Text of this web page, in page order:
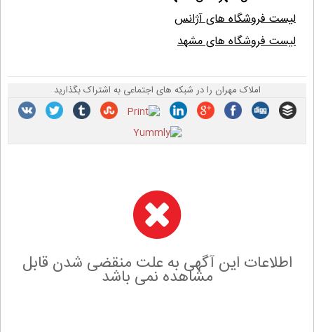
لیست فروشگاه های آژانس
لیست فروشگاه های مشهد
املاک مهران را در شبکه های اجتماعی به اشتراک بگذارید
اطلاعات این آگهی به علت منقضی شدن قابل
مشاهده نمی باشد